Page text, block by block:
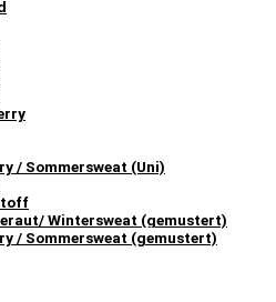
/ Sommersweat (Uni)
Wintersweat (gemustert)
/ Sommersweat (gemustert)